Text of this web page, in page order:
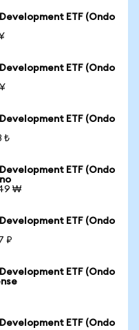
ETF (Ondo
ETF (Ondo
ETF (Ondo
₺
ETF (Ondo
₩
ETF (Ondo
₽
ETF (Ondo
ETF (Ondo